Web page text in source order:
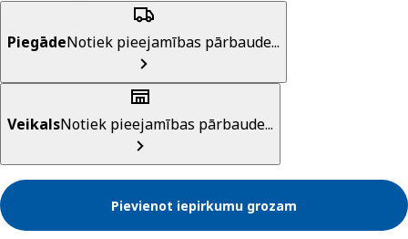
PiegādeNotiek pieejamības pārbaude...
VeikalsNotiek pieejamības pārbaude...
Pievienot iepirkumu grozam